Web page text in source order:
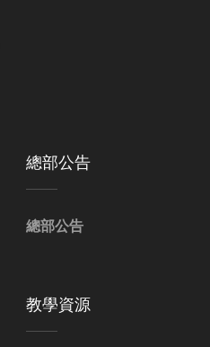
總部公告
總部公告
教學資源